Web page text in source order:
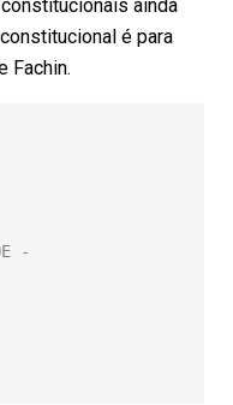
ainda
é para
Fachin.